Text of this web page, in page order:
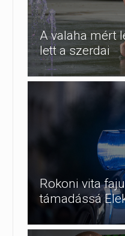
A valaha mért
lett a szerdai
Rokoni vita
támadássá